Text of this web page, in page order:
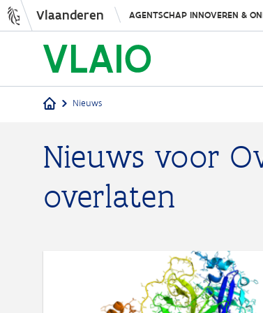
Vlaanderen AGENTSCHAP INNOVEREN &
Kruimelpad
Nieuws
Nieuws voor
overlaten